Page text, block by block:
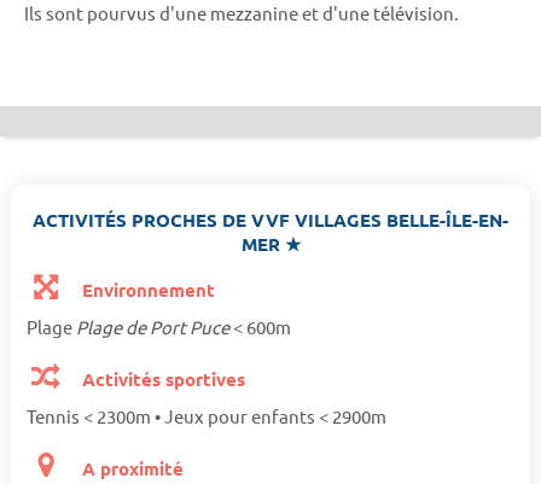
Ils sont pourvus d'une mezzanine et d'une télévision.
ACTIVITÉS PROCHES DE VVF VILLAGES BELLE-ÎLE-EN-
MER ★
Environnement
Plage Plage de Port Puce< 600m
Activités sportives
Tennis < 2300m • Jeux pour enfants < 2900m
A proximité